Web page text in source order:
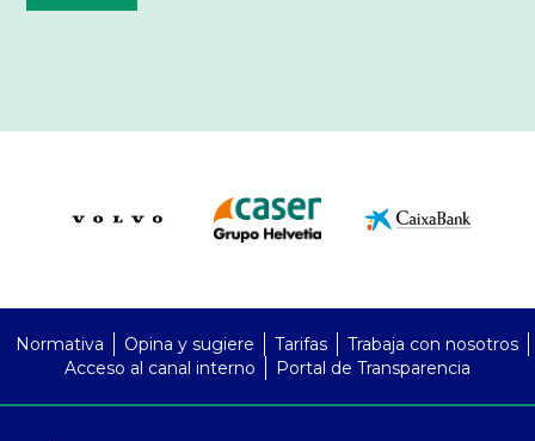
Normativa
Opina y sugiere Tarifas
Trabaja con nosotros
Acceso al canal interno
Portal de Transparencia